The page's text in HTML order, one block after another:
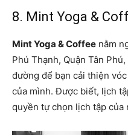
8. Mint Yoga &
Mint Yoga & Coffee nằm
Phú Thạnh, Quận Tân
đường để bạn cải thiện
của mình. Được biết, lịch
quyền tự chọn lịch tập của